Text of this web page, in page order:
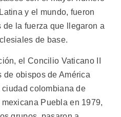
y el mundo, fueron
de la fuerza que llegaron a
de base.
el Concilio Vaticano II
de obispos de América
colombiana de
Puebla en 1979,